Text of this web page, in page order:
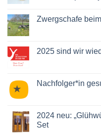
zu
Deutschlands
mit
Zwergschafe
Zwergschafe
beim
2025
2025 sind wir
2025
sind
der
Slow
Food
Nachfolger*in
Nachfolger*in
gesucht
2024 neu:
Set